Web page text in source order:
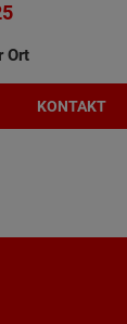
Ort
KONTAKT